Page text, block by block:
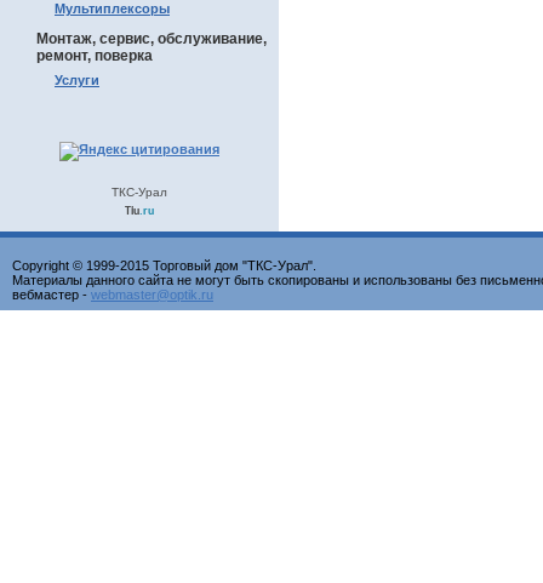
Мультиплексоры
Монтаж, сервис, обслуживание,
ремонт, поверка
Услуги
ТКС-Урал
Tiu.ru
Copyright © 1999-2015 Торговый дом "ТКС-Урал".
Материалы данного сайта не могут быть скопированы и использованы без
вебмастер - webmaster@optik.ru